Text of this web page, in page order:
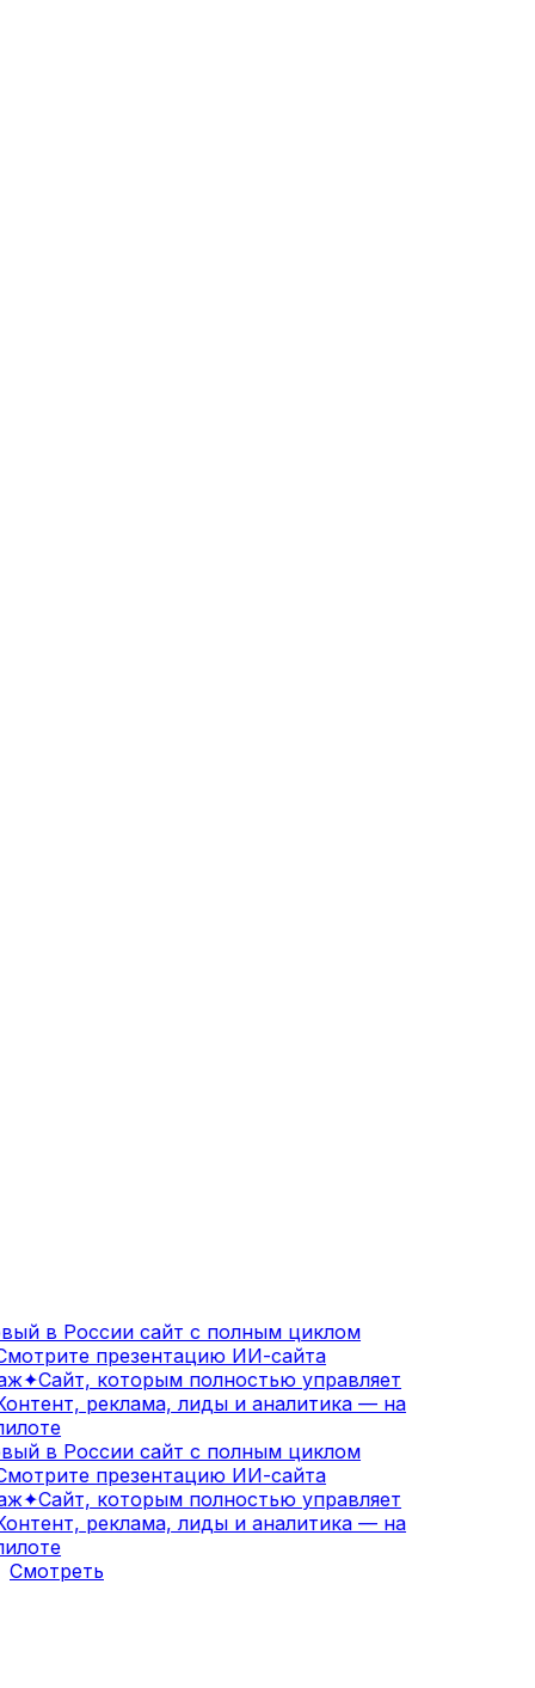
в России сайт с полным циклом
презентацию ИИ-сайта
✦Сайт, которым полностью управляет
реклама, лиды и аналитика — на
в России сайт с полным циклом
презентацию ИИ-сайта
✦Сайт, которым полностью управляет
реклама, лиды и аналитика — на
Смотреть